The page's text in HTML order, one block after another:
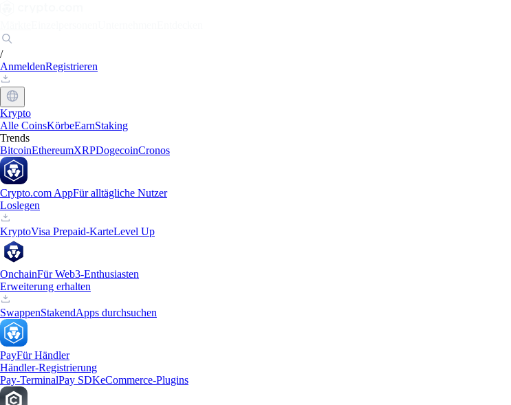
/
AnmeldenRegistrieren
Krypto
Alle CoinsKörbeEarnStaking
Trends
BitcoinEthereumXRPDogecoinCronos
Crypto.com AppFür alltägliche Nutzer
Loslegen
KryptoVisa Prepaid-KarteLevel Up
OnchainFür Web3-Enthusiasten
Erweiterung erhalten
SwappenStakendApps durchsuchen
PayFür Händler
Händler-Registrierung
Pay-TerminalPay SDKeCommerce-Plugins